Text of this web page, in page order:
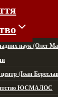
наук (Олег
(Іоан
ЮСМАЛОС